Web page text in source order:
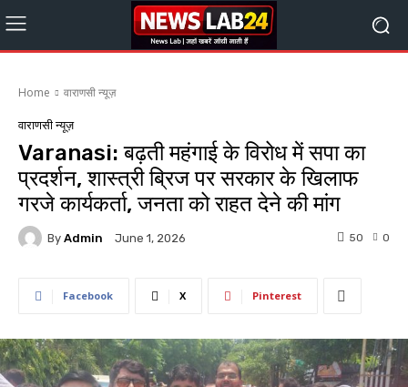
Home वाराणसी न्यूज़
वाराणसी न्यूज़
Varanasi: बढ़ती महंगाई के विरोध में सपा का
प्रदर्शन, शास्त्री ब्रिज पर सरकार के खिलाफ
गरजे कार्यकर्ता, जनता को राहत देने की मांग
By Admin June 1, 2026 0
50
Facebook X Pinterest